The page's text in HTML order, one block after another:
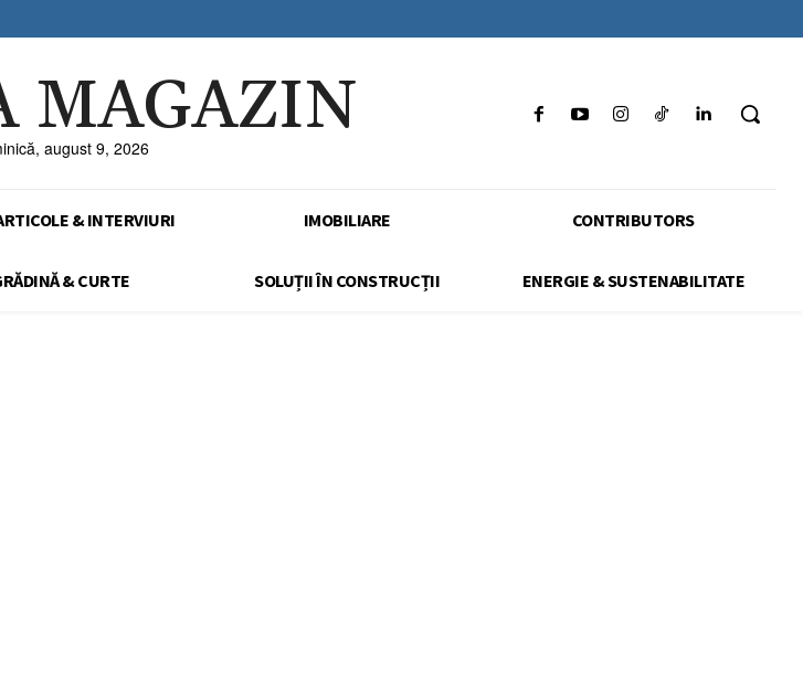
MAGAZIN
august 9, 2026
& INTERVIURI IMOBILIARE CONTRIBUTORS
& CURTE SOLUȚII ÎN CONSTRUCȚII ENERGIE & SUSTENABILITATE